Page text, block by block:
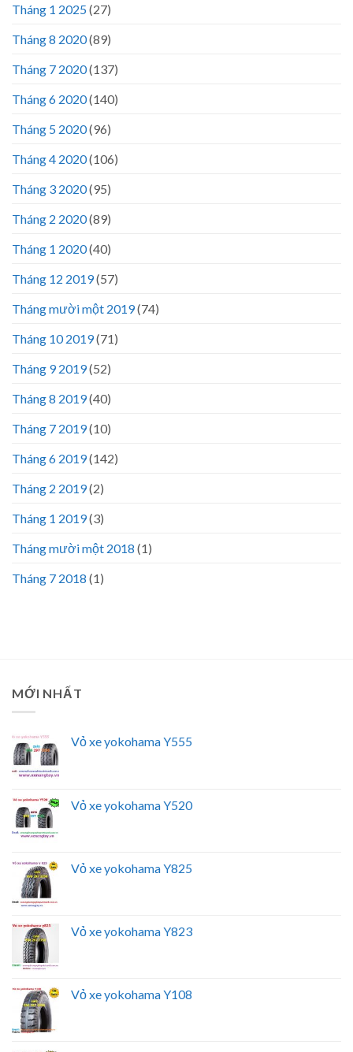
Tháng 1 2025(27)
Tháng 8 2020(89)
Tháng 7 2020(137)
Tháng 6 2020(140)
Tháng 5 2020(96)
Tháng 4 2020(106)
Tháng 3 2020(95)
Tháng 2 2020(89)
Tháng 1 2020(40)
Tháng 12 2019(57)
Tháng mười một 2019(74)
Tháng 10 2019(71)
Tháng 9 2019(52)
Tháng 8 2019(40)
Tháng 7 2019(10)
Tháng 6 2019(142)
Tháng 2 2019(2)
Tháng 1 2019(3)
Tháng mười một 2018 (1)
Tháng 7 2018 (1)
MỚI NHẤT
Vỏ xe yokohama Y555
Vỏ xe yokohama Y520
Vỏ xe yokohama Y825
Vỏ xe yokohama Y823
Vỏ xe yokohama Y108